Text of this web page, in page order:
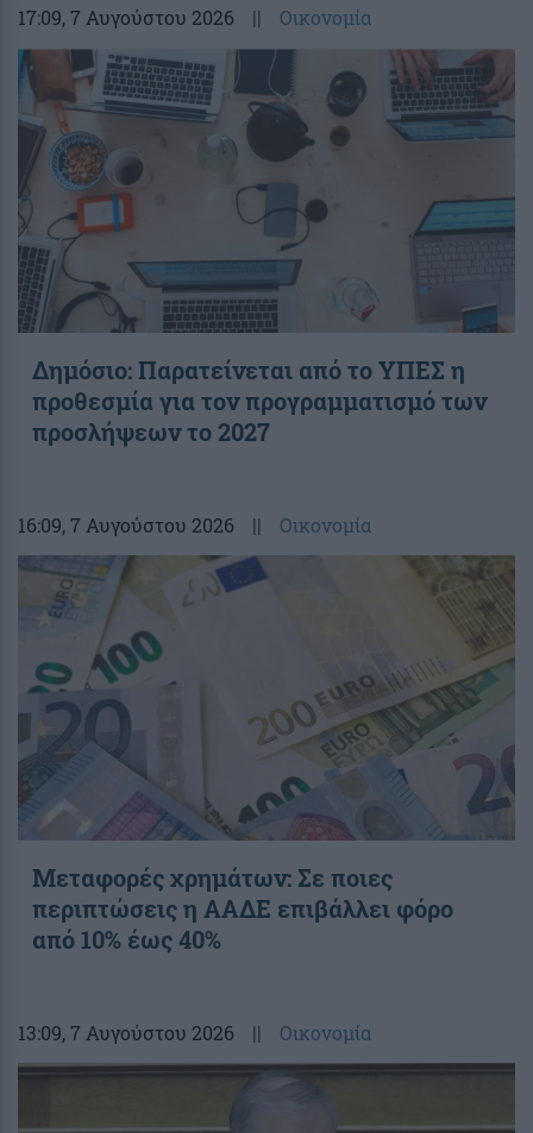
17:09, 7 Αυγούστου 2026 || Οικονομία
Δημόσιο: Παρατείνεται από το ΥΠΕΣ η
προθεσμία για τον προγραμματισμό των
προσλήψεων το 2027
16:09, 7 Αυγούστου 2026 || Οικονομία
Μεταφορές χρημάτων: Σε ποιες
περιπτώσεις η ΑΑΔΕ επιβάλλει φόρο
από 10% έως 40%
13:09, 7 Αυγούστου 2026 || Οικονομία